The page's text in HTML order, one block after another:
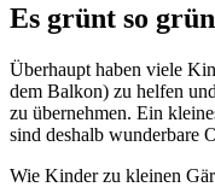
Es grünt so grün
Überhaupt haben viele
dem Balkon) zu helfen
zu übernehmen. Ein
sind deshalb wunderbare
Wie Kinder zu kleinen